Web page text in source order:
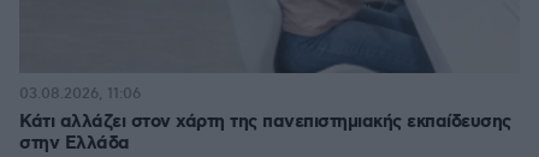
Κάτι αλλάζει στον χάρτη της πανεπιστημιακής εκπαίδευσης
στην Ελλάδα
03.08.2026, 11:06